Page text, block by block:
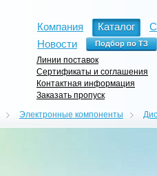
Компания Каталог
Новости
Линии поставок
Сертификаты и соглашения
Контактная информация
Заказать пропуск
Электронные компоненты